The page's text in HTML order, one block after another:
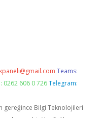
Teams:
0262 606 0 726 Telegram:
gereğince Bilgi Teknolojileri